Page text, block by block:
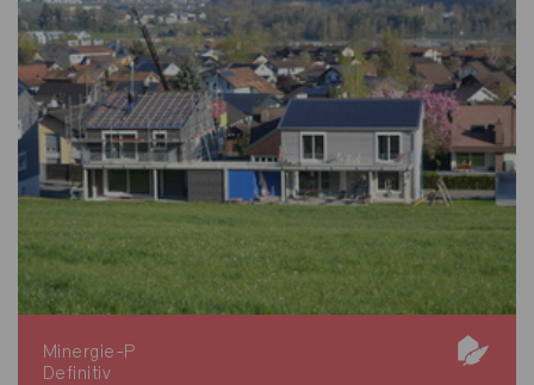
Minergie-P
Definitiv